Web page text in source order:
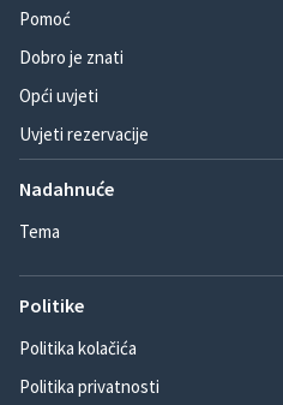
Pomoć
Dobro je znati
Opći uvjeti
Uvjeti rezervacije
Nadahnuće
Tema
Politike
Politika kolačića
Politika privatnosti